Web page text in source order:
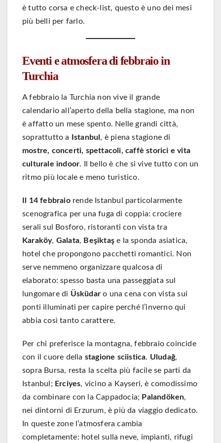
è tutto corsa e check-list, questo è uno dei mesi
più belli per farlo.
Eventi e atmosfera di febbraio in
Turchia
A febbraio la Turchia non vive il grande
calendario all’aperto della bella stagione, ma non
è affatto un mese spento. Nelle grandi città,
soprattutto a
Istanbul , è piena stagione di
mostre, concerti, spettacoli, caffè storici e vita
culturale indoor. Il bello è che si vive tutto con un
ritmo più locale e meno turistico.
Il 14 febbraiorende Istanbul particolarmente
scenografica per una fuga di coppia: crociere
serali sul Bosforo, ristoranti con vista tra
Karaköy, Galata, Beşiktaş e la sponda asiatica,
hotel che propongono pacchetti romantici. Non
serve nemmeno organizzare qualcosa di
elaborato: spesso basta una passeggiata sul
lungomare di Üsküdar o una cena con vista sui
ponti illuminati per capire perché l’inverno qui
abbia così tanto carattere.
Per chi preferisce la montagna, febbraio coincide
con il cuore della stagione sciistica. Uludağ,
sopra Bursa, resta la scelta più facile se parti da
Istanbul; Erciyes, vicino a Kayseri, è comodissimo
da combinare con la Cappadocia; Palandöken,
nei dintorni di Erzurum, è più da viaggio dedicato.
In queste zone l’atmosfera cambia
completamente: hotel sulla neve, impianti, rifugi